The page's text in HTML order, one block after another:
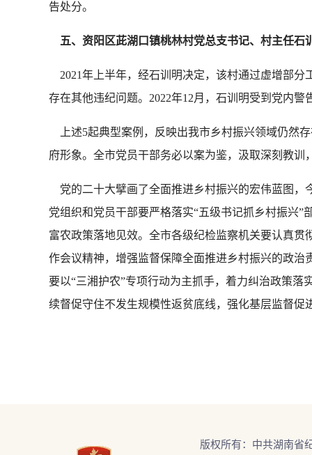
告处分。
五、资阳区茈湖口镇桃林村党总支书记、村主任石
2021年上半年，经石训明决定，该村通过虚增部
存在其他违纪问题。2022年12月，石训明受到党内警
上述5起典型案例，反映出我市乡村振兴领域仍然
府形象。全市党员干部务必以案为鉴，汲取深刻教训
党的二十大擘画了全面推进乡村振兴的宏伟蓝图
党组织和党员干部要严格落实“五级书记抓乡村振兴
富农政策落地见效。全市各级纪检监察机关要认真
作会议精神，增强监督保障全面推进乡村振兴的政
要以“三湘护农”专项行动为主抓手，着力纠治政策
续督促守住不发生规模性返贫底线，强化基层监督
版权所有：中共湖南省